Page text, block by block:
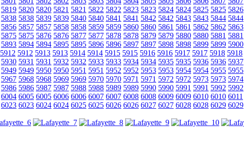
5819 5820 5820 5821 5821 5822 5822 5823 5823 5824 5824 5825 5825 5826
5838 5838 5839 5839 5840 5840 5841 5841 5842 5842 5843 5843 5844 5844
5856 5857 5857 5858 5858 5859 5859 5860 5860 5861 5861 5862 5862 5863
5875 5875 5876 5876 5877 5877 5878 5878 5879 5879 5880 5880 5881 5881
5893 5894 5894 5895 5895 5896 5896 5897 5897 5898 5898 5899 5899 5900
5912 5912 5913 5913 5914 5914 5915 5915 5916 5916 5917 5917 5918 5918
5930 5931 5931 5932 5932 5933 5933 5934 5934 5935 5935 5936 5936 5937
5949 5949 5950 5950 5951 5951 5952 5952 5953 5953 5954 5954 5955 5955
5967 5968 5968 5969 5969 5970 5970 5971 5971 5972 5972 5973 5973 5974
5986 5986 5987 5987 5988 5988 5989 5989 5990 5990 5991 5991 5992 5992
6004 6005 6005 6006 6006 6007 6007 6008 6008 6009 6009 6010 6010 6011
6023 6023 6024 6024 6025 6025 6026 6026 6027 6027 6028 6028 6029 6029